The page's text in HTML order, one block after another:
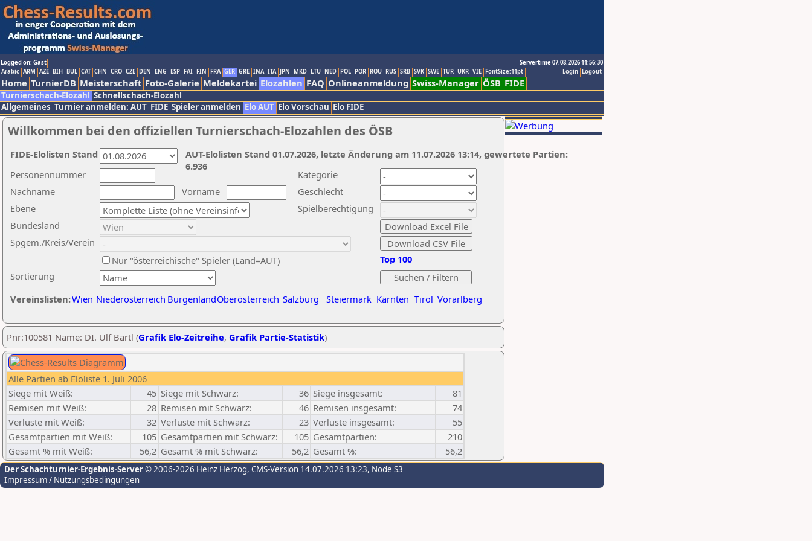
Logged on: Gast
Servertime 07.08.2026 11:56:30
Logout
Login
Arabic ARM AZE BIH BUL CAT CHN CRO CZE DEN ENG ESP FAI FIN FRA GER GRE INA ITA JPN MKD LTU NED POL POR ROU RUS SRB SVK SWE TUR UKR VIE FontSize:11pt
Home TurnierDB Meisterschaft Foto-Galerie Meldekartei Elozahlen FAQ Onlineanmeldung Swiss-Manager ÖSB FIDE
Turnierschach-Elozahl Schnellschach-Elozahl
Allgemeines Turnier anmelden: AUT FIDE Spieler anmelden Elo AUT Elo Vorschau Elo FIDE
Willkommen bei den offiziellen Turnierschach-Elozahlen des ÖSB
Nachname
Vorname
Ebene
Kategorie
Sortierung
Personennummer
Bundesland
Spgem./Kreis/Verein
Geschlecht
Nur "österreichische" Spieler (Land=AUT)
Spielberechtigung
Vereinslisten:Wien Niederösterreich BurgenlandOberösterreich Salzburg Steiermark Kärnten Tirol Vorarlberg
Top 100
AUT-Elolisten Stand 01.07.2026, letzte Änderung am 11.07.2026 13:14, gewertete Partien:
6.936
FIDE-Elolisten Stand
Pnr:100581 Name: DI. Ulf Bartl (Grafik Elo-Zeitreihe, Grafik Partie-Statistik)
Alle Partien ab Eloliste 1. Juli 2006
Siege mit Weiß:
45 Siege mit Schwarz: 36 Siege insgesamt:
81
Remisen mit Weiß:
28 Remisen mit Schwarz: 46 Remisen insgesamt:
74
Verluste mit Weiß:
32 Verluste mit Schwarz: 23 Verluste insgesamt:
55
Gesamtpartien mit Weiß:
105 Gesamtpartien mit Schwarz: 105 Gesamtpartien:
210
Gesamt % mit Weiß:
56,2 Gesamt % mit Schwarz: 56,2 Gesamt %: 56,2
Der Schachturnier-Ergebnis-Server© 2006-2026 Heinz Herzog, CMS-Version 14.07.2026 13:23, Node S3
Impressum / Nutzungsbedingungen